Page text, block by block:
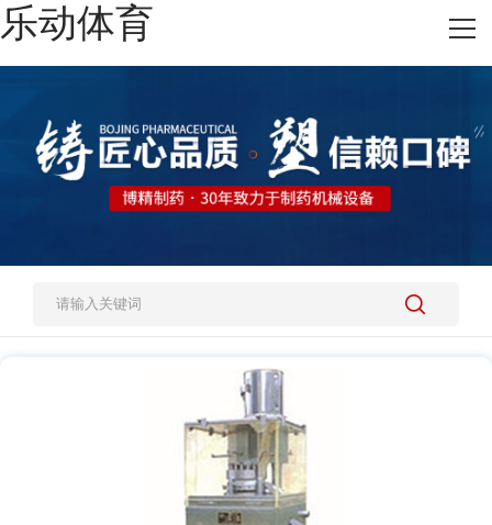
乐动体育
网站乐动体育
施工案例
人才招聘